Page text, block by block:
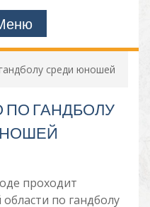
среди юношей
ГАНДБОЛУ
проходит
по гандболу